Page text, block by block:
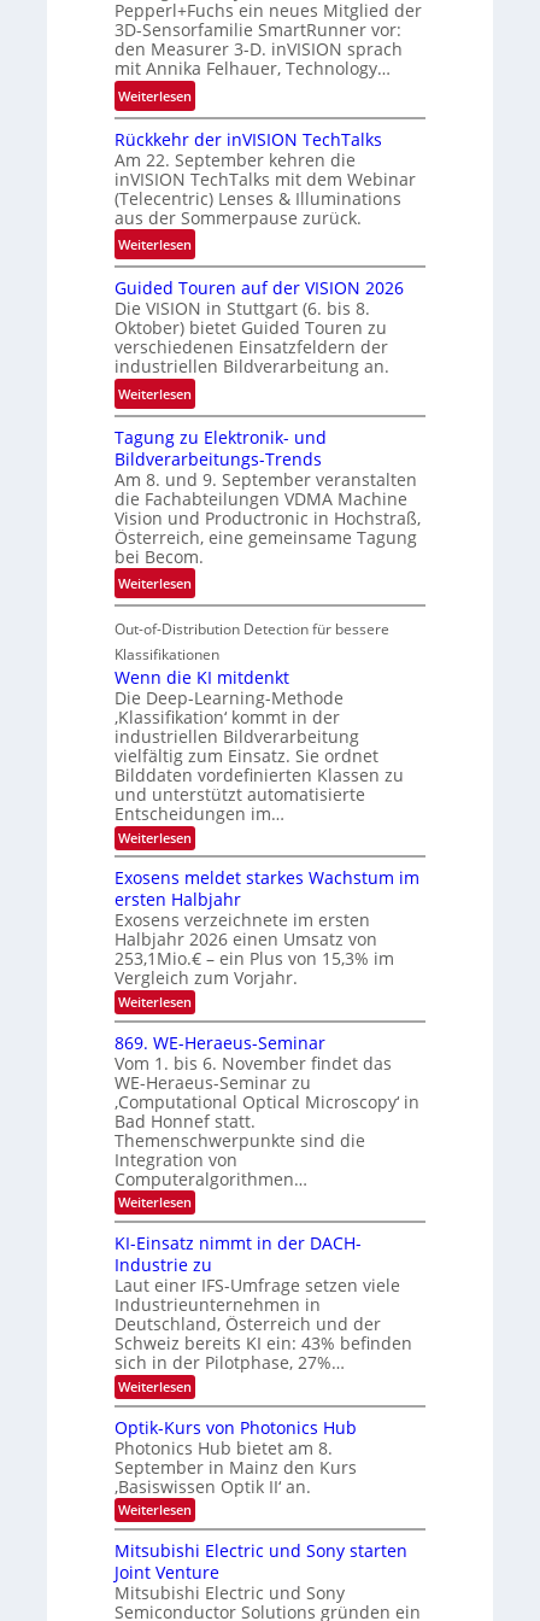
u
n
d
e
w
s
‘
Pepperl+Fuchs ein neues Mitglied der
3D-Sensorfamilie SmartRunner vor:
den Measurer 3-D. inVISION sprach
mit Annika Felhauer, Technology…
Weiterlesen:
U
n
b
e
g
r
e
z
t
e
M
ö
g
l
i
c
h
k
e
t
e
Rückkehr der inVISION TechTalks
Am 22. September kehren die
inVISION TechTalks mit dem Webinar
(Telecentric) Lenses & Illuminations
aus der Sommerpause zurück.
Weiterlesen:
R
ü
c
k
k
e
h
d
e
r
i
n
V
I
S
I
O
N
T
e
c
h
T
a
l
k
s
Guided Touren auf der VISION 2026
Die VISION in Stuttgart (6. bis 8.
Oktober) bietet Guided Touren zu
verschiedenen Einsatzfeldern der
industriellen Bildverarbeitung an.
Weiterlesen:
G
u
i
d
e
d
T
o
u
r
a
u
d
e
r
V
I
S
I
O
N
2
0
2
6
Tagung zu Elektronik- und
Bildverarbeitungs-Trends
Am 8. und 9. September veranstalten
die Fachabteilungen VDMA Machine
Vision und Productronic in Hochstraß,
Österreich, eine gemeinsame Tagung
bei Becom.
Weiterlesen:
T
a
g
u
n
g
z
u
E
l
e
k
t
r
o
n
k
-
u
n
d
B
i
l
d
v
e
r
a
r
b
e
i
t
u
n
g
s
-
T
r
e
n
d
Out-of-Distribution Detection für bessere
Klassifikationen
Wenn die KI mitdenkt
Die Deep-Learning-Methode
‚Klassifikation‘ kommt in der
industriellen Bildverarbeitung
vielfältig zum Einsatz. Sie ordnet
Bilddaten vordefinierten Klassen zu
und unterstützt automatisierte
Entscheidungen im…
Weiterlesen:
W
n
n
d
i
e
K
I
m
i
t
d
e
n
k
t
Exosens meldet starkes Wachstum im
ersten Halbjahr
Exosens verzeichnete im ersten
Halbjahr 2026 einen Umsatz von
253,1Mio.€ – ein Plus von 15,3% im
Vergleich zum Vorjahr.
Weiterlesen:
E
x
o
s
e
n
s
m
e
l
d
e
t
s
t
a
r
k
e
s
W
a
c
h
s
t
u
m
i
m
e
s
t
e
n
869. WE-Heraeus-Seminar
Vom 1. bis 6. November findet das
WE-Heraeus-Seminar zu
‚Computational Optical Microscopy‘ in
Bad Honnef statt.
Themenschwerpunkte sind die
Integration von
Computeralgorithmen…
Weiterlesen:
8
9
.
W
E
-
H
e
r
a
e
u
s
-
S
e
m
i
a
r
KI-Einsatz nimmt in der DACH-
Industrie zu
Laut einer IFS-Umfrage setzen viele
Industrieunternehmen in
Deutschland, Österreich und der
Schweiz bereits KI ein: 43% befinden
sich in der Pilotphase, 27%…
Weiterlesen:
K
-
E
i
n
s
a
z
n
i
m
Optik-Kurs von Photonics Hub
Photonics Hub bietet am 8.
September in Mainz den Kurs
‚Basiswissen Optik II‘ an.
Weiterlesen:
O
p
t
i
k
-
Mitsubishi Electric und Sony starten
Joint Venture
Mitsubishi Electric und Sony
Semiconductor Solutions gründen ein